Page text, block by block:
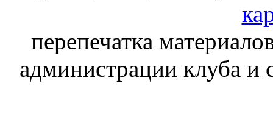
перепечатка
администрации клуба и